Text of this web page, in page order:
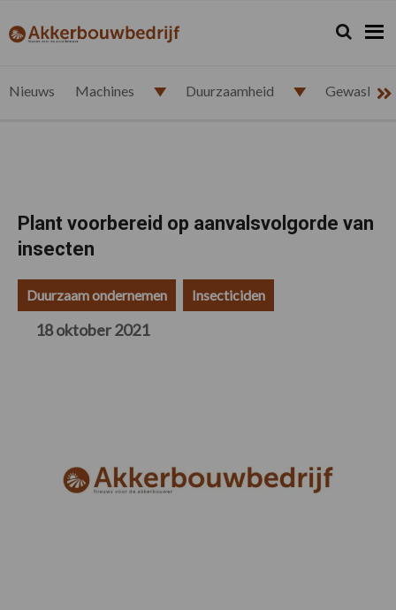
de
de
de
de
akkerbouwbedrijf.nl Zoeken...
Zoek
Nieuws Machines Duurzaamheid
Plant voorbereid op aanvalsvolgorde van
insecten
Duurzaam ondernemen Insecticiden
18 oktober 2021